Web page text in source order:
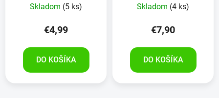
hodnotenie
produktu
je
z
Skladom (5 ks)
€4,99
DO KOŠÍKA
Skladom (4 ks)
€7,90
DO KOŠÍKA